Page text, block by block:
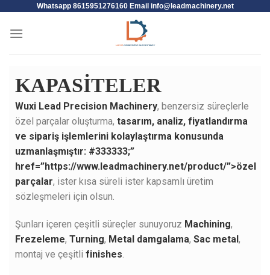
Whatsapp 8615951276160 Email info@leadmachinery.net
KAPASİTELER
Wuxi Lead Precision Machinery, benzersiz süreçlerle
özel parçalar oluşturma, tasarım, analiz, fiyatlandırma
ve sipariş işlemlerini kolaylaştırma konusunda
uzmanlaşmıştır: #333333;”
href=”https://www.leadmachinery.net/product/”>özel
parçalar, ister kısa süreli ister kapsamlı üretim
sözleşmeleri için olsun.
Şunları içeren çeşitli süreçler sunuyoruz Machining,
Frezeleme, Turning, Metal damgalama, Sac metal,
montaj ve çeşitli finishes